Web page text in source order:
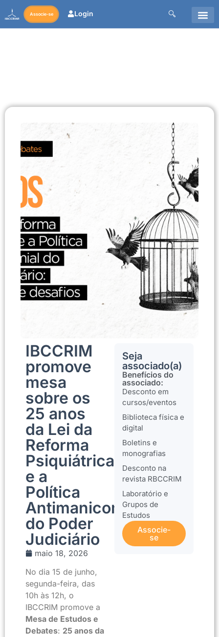
Associe-se Login
IBCCRIM
promove
mesa
sobre os
25 anos
da Lei da
Reforma
Psiquiátrica
e a
Política
Antimanicomial
do Poder
Judiciário
maio 18, 2026
No dia 15 de junho,
segunda-feira, das
10h às 12h, o
IBCCRIM promove a
Mesa de Estudos e
Debates: 25 anos da
Seja
associado(a)
Benefícios do
associado:
Desconto em
cursos/eventos
Biblioteca física e
digital
Boletins e
monografias
Desconto na
revista RBCCRIM
Laboratório e
Grupos de
Estudos
Associe-
se